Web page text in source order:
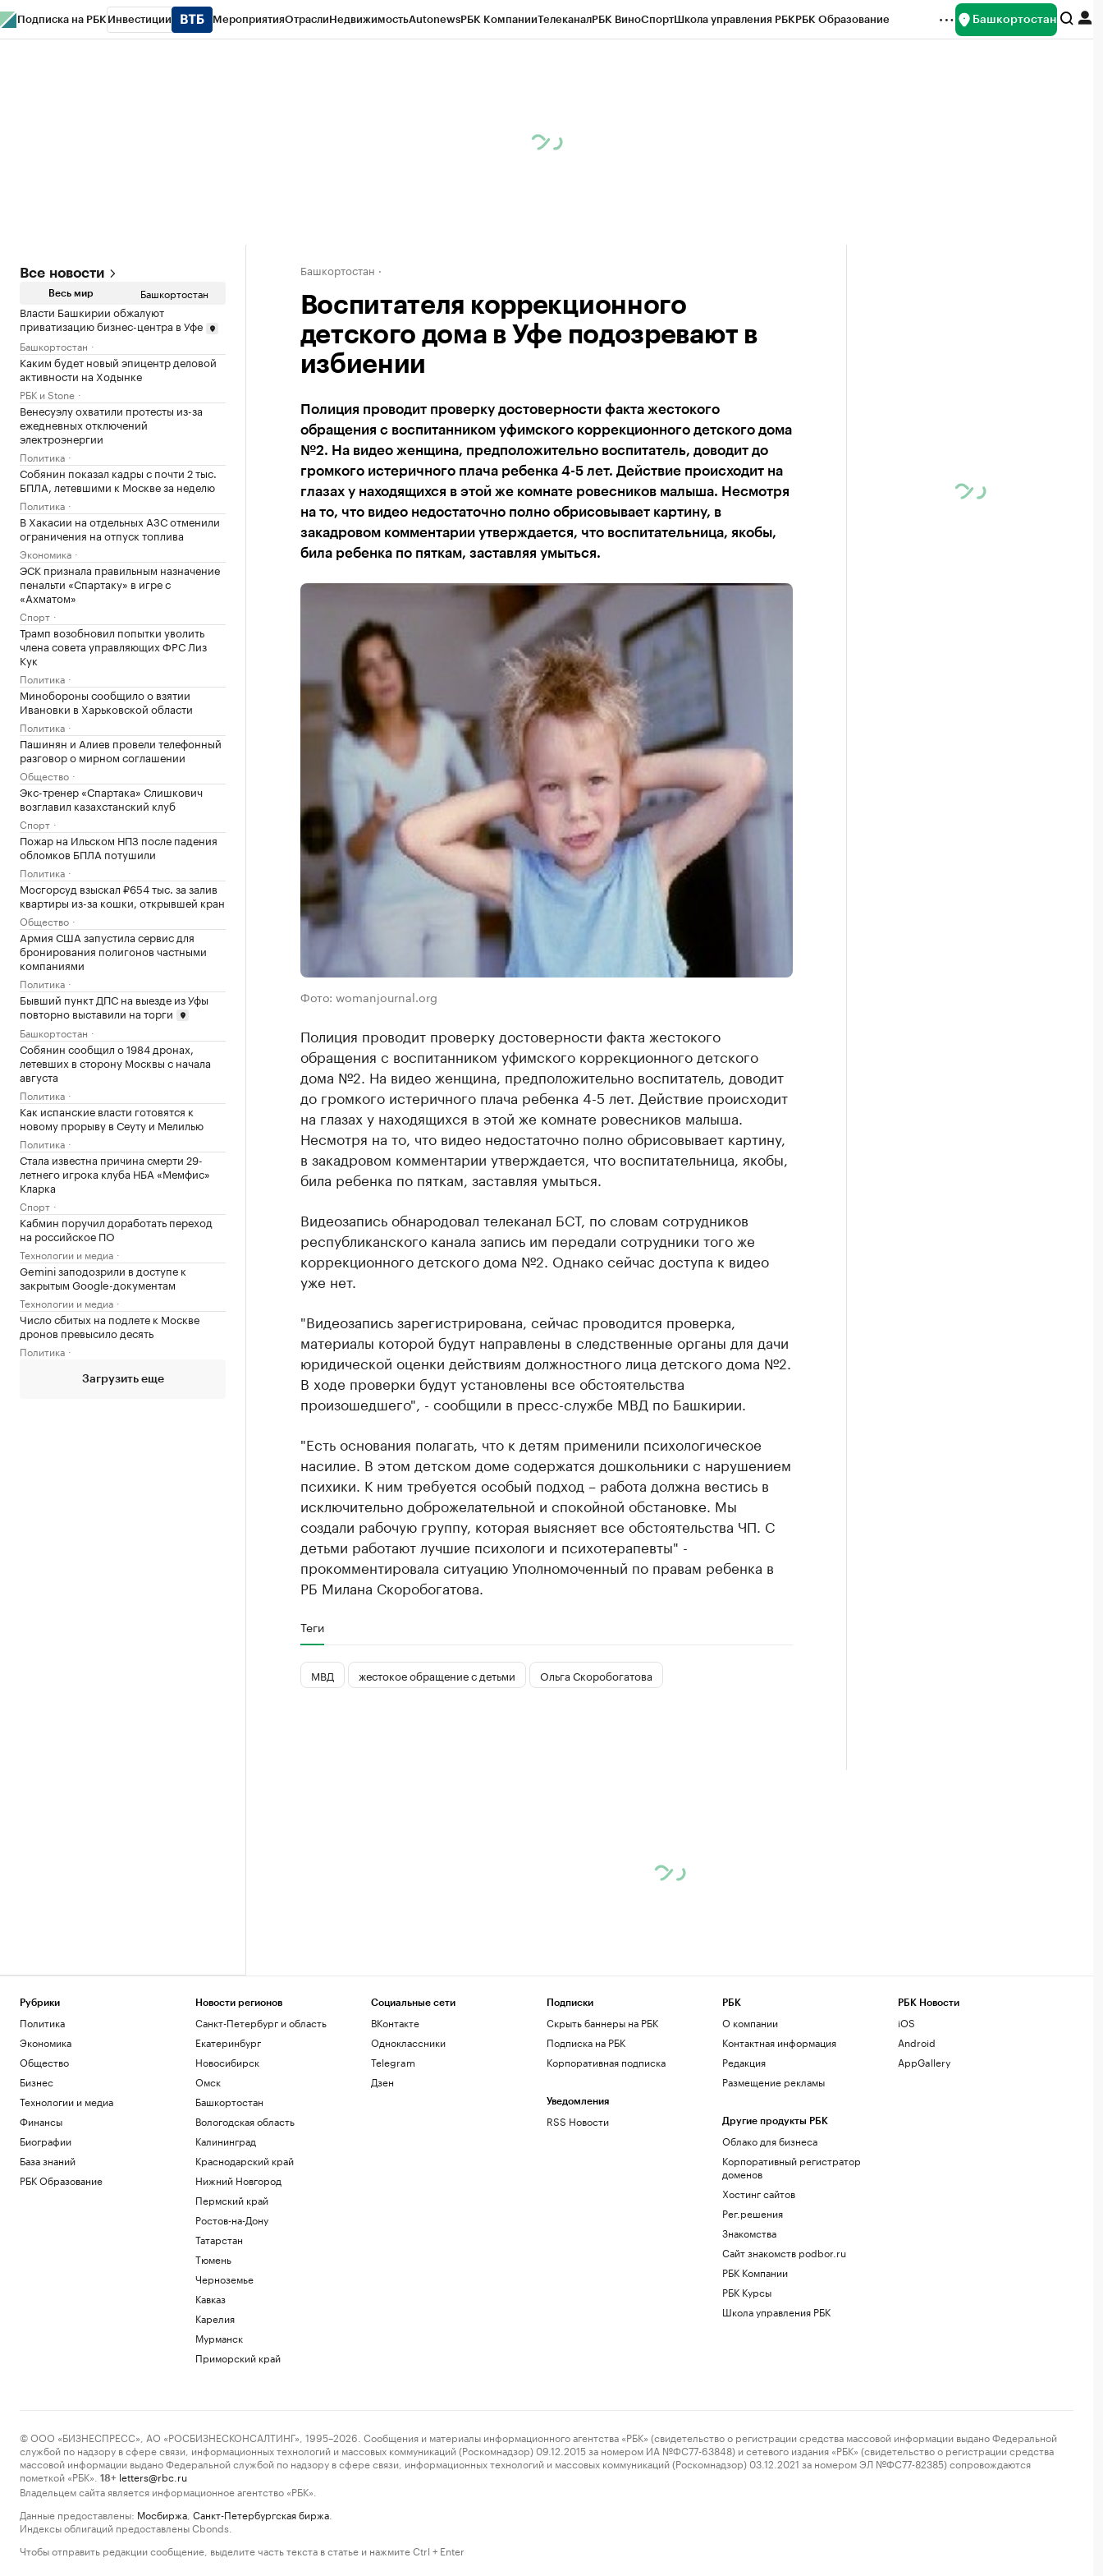
Подписка на РБК Инвестиции МероприятияОтраслиНедвижимостьAutonewsРБК КомпанииТелеканалРБК ВиноСпортШкола управления РБКРБК Образование Башкортостан
Все новости
Весь мир Башкортостан
Власти Башкирии обжалуют
приватизацию бизнес-центра в Уфе
Башкортостан
Каким будет новый эпицентр деловой
активности на Ходынке
РБК и Stone
Венесуэлу охватили протесты из-за
ежедневных отключений
электроэнергии
Политика
Собянин показал кадры с почти 2 тыс.
БПЛА, летевшими к Москве за неделю
Политика
В Хакасии на отдельных АЗС отменили
ограничения на отпуск топлива
Экономика
ЭСК признала правильным назначение
пенальти «Спартаку» в игре с
«Ахматом»
Спорт
Трамп возобновил попытки уволить
члена совета управляющих ФРС Лиз
Кук
Политика
Минобороны сообщило о взятии
Ивановки в Харьковской области
Политика
Пашинян и Алиев провели телефонный
разговор о мирном соглашении
Общество
Экс-тренер «Спартака» Слишкович
возглавил казахстанский клуб
Спорт
Пожар на Ильском НПЗ после падения
обломков БПЛА потушили
Политика
Мосгорсуд взыскал ₽654 тыс. за залив
квартиры из-за кошки, открывшей кран
Общество
Армия США запустила сервис для
бронирования полигонов частными
компаниями
Политика
Бывший пункт ДПС на выезде из Уфы
повторно выставили на торги
Башкортостан
Собянин сообщил о 1984 дронах,
летевших в сторону Москвы с начала
августа
Политика
Как испанские власти готовятся к
новому прорыву в Сеуту и Мелилью
Политика
Стала известна причина смерти 29-
летнего игрока клуба НБА «Мемфис»
Кларка
Спорт
Кабмин поручил доработать переход
на российское ПО
Технологии и медиа
Gemini заподозрили в доступе к
закрытым Google-документам
Технологии и медиа
Число сбитых на подлете к Москве
дронов превысило десять
Политика
Загрузить еще
Башкортостан
Воспитателя коррекционного
детского дома в Уфе подозревают в
избиении
Полиция проводит проверку достоверности факта жестокого
обращения с воспитанником уфимского коррекционного детского дома
№2. На видео женщина, предположительно воспитатель, доводит до
громкого истеричного плача ребенка 4-5 лет. Действие происходит на
глазах у находящихся в этой же комнате ровесников малыша. Несмотря
на то, что видео недостаточно полно обрисовывает картину, в
закадровом комментарии утверждается, что воспитательница, якобы,
била ребенка по пяткам, заставляя умыться.
Фото: womanjournal.org
Полиция проводит проверку достоверности факта жестокого
обращения с воспитанником уфимского коррекционного детского
дома №2. На видео женщина, предположительно воспитатель, доводит
до громкого истеричного плача ребенка 4-5 лет. Действие происходит
на глазах у находящихся в этой же комнате ровесников малыша.
Несмотря на то, что видео недостаточно полно обрисовывает картину,
в закадровом комментарии утверждается, что воспитательница, якобы,
била ребенка по пяткам, заставляя умыться.
Видеозапись обнародовал телеканал БСТ, по словам сотрудников
республиканского канала запись им передали сотрудники того же
коррекционного детского дома №2. Однако сейчас доступа к видео
уже нет.
"Видеозапись зарегистрирована, сейчас проводится проверка,
материалы которой будут направлены в следственные органы для дачи
юридической оценки действиям должностного лица детского дома №2.
В ходе проверки будут установлены все обстоятельства
произошедшего", - сообщили в пресс-службе МВД по Башкирии.
"Есть основания полагать, что к детям применили психологическое
насилие. В этом детском доме содержатся дошкольники с нарушением
психики. К ним требуется особый подход – работа должна вестись в
исключительно доброжелательной и спокойной обстановке. Мы
создали рабочую группу, которая выясняет все обстоятельства ЧП. С
детьми работают лучшие психологи и психотерапевты" -
прокомментировала ситуацию Уполномоченный по правам ребенка в
РБ Милана Скоробогатова.
Теги
МВД жестокое обращение с детьми Ольга Скоробогатова
Рубрики
Политика
Экономика
Общество
Бизнес
Технологии и медиа
Финансы
Биографии
База знаний
РБК Образование
Новости регионов
Санкт-Петербург и область
Екатеринбург
Новосибирск
Омск
Башкортостан
Вологодская область
Калининград
Краснодарский край
Нижний Новгород
Пермский край
Ростов-на-Дону
Татарстан
Тюмень
Черноземье
Кавказ
Карелия
Мурманск
Приморский край
Социальные сети
ВКонтакте
Одноклассники
Telegram
Дзен
Подписки
Скрыть баннеры на РБК
Подписка на РБК
Корпоративная подписка
Уведомления
RSS Новости
РБК
О компании
Контактная информация
Редакция
Размещение рекламы
Другие продукты РБК
Облако для бизнеса
Корпоративный регистратор
доменов
Хостинг сайтов
Рег.решения
Знакомства
Сайт знакомств podbor.ru
РБК Компании
РБК Курсы
Школа управления РБК
РБК Новости
iOS
Android
AppGallery
© ООО «БИЗНЕСПРЕСС», АО «РОСБИЗНЕСКОНСАЛТИНГ», 1995–2026. Сообщения и материалы информационного агентства «РБК» (свидетельство о регистрации средства массовой информации выдано Федеральной
службой по надзору в сфере связи, информационных технологий и массовых коммуникаций (Роскомнадзор) 09.12.2015 за номером ИА №ФС77-63848) и сетевого издания «РБК» (свидетельство о регистрации средства
массовой информации выдано Федеральной службой по надзору в сфере связи, информационных технологий и массовых коммуникаций (Роскомнадзор) 03.12.2021 за номером ЭЛ №ФС77-82385) сопровождаются
пометкой «РБК».
18+ letters@rbc.ru
Владельцем сайта является информационное агентство «РБК».
Данные предоставлены: Мосбиржа Санкт-Петербургская биржа
Индексы облигаций предоставлены Cbonds.
Чтобы отправить редакции сообщение, выделите часть текста в статье и нажмите Ctrl + Enter